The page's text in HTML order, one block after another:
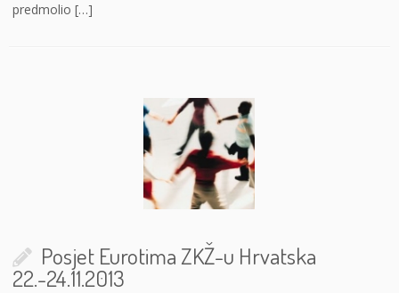
predmolio […]
Posjet Eurotima ZKŽ-u Hrvatska
22.-24.11.2013